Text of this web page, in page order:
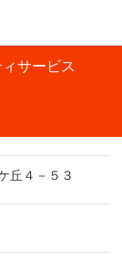
サービス
丘４－５３